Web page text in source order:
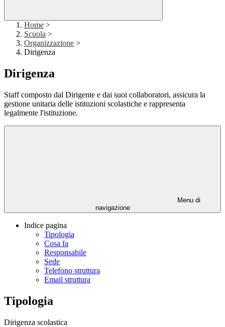
Home >
Scuola >
Organizzazione >
Dirigenza
Dirigenza
Staff composto dal Dirigente e dai suoi collaboratori, assicura la
gestione unitaria delle istituzioni scolastiche e rappresenta
legalmente l'istituzione.
Menu di
navigazione
Indice pagina
Tipologia
Cosa fa
Responsabile
Sede
Telefono struttura
Email struttura
Tipologia
Dirigenza scolastica